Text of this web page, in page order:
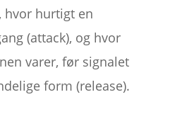
hvor hurtigt en
(attack), og hvor
varer, før signalet
form (release).